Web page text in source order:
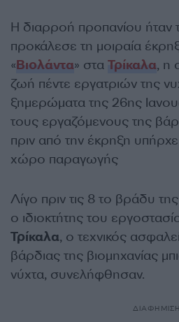
Η διαρροή προπανίου ήταν
προκάλεσε τη μοιραία
«Βιολάντα» στα Τρίκαλα, η
ζωή πέντε εργατριών της
ξημερώματα της 26ης
τους εργαζόμενους της
πριν από την έκρηξη
χώρο παραγωγής
Λίγο πριν τις 8 το βράδυ
ο ιδιοκτήτης του
Τρίκαλα, ο τεχνικός
βάρδιας της βιομηχανίας
νύχτα, συνελήφθησαν.
ΔΙΑΦΗΜΙΣΗ